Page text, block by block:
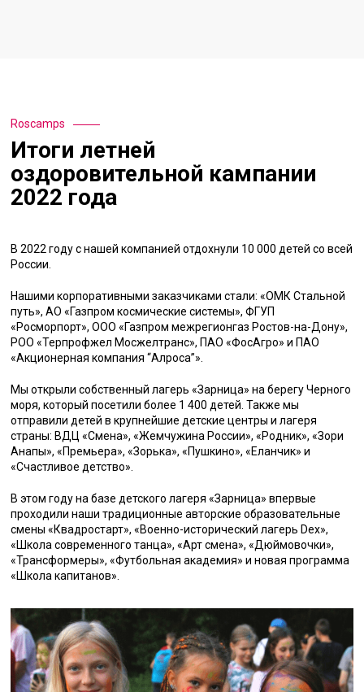
Roscamps
Итоги летней
оздоровительной кампании
2022 года
В 2022 году с нашей компанией отдохнули 10 000 детей со всей
России.
Нашими корпоративными заказчиками стали: «ОМК Стальной
путь», АО «Газпром космические системы», ФГУП
«Росморпорт», ООО «Газпром межрегионгаз Ростов-на-Дону»,
РОО «Терпрофжел Мосжелтранс», ПАО «ФосАгро» и ПАО
«Акционерная компания “Алроса”».
Мы открыли собственный лагерь «Зарница» на берегу Черного
моря, который посетили более 1 400 детей. Также мы
отправили детей в крупнейшие детские центры и лагеря
страны: ВДЦ «Смена», «Жемчужина России», «Родник», «Зори
Анапы», «Премьера», «Зорька», «Пушкино», «Еланчик» и
«Счастливое детство».
В этом году на базе детского лагеря «Зарница» впервые
проходили наши традиционные авторские образовательные
смены «Квадростарт», «Военно-исторический лагерь Dex»,
«Школа современного танца», «Арт смена», «Дюймовочки»,
«Трансформеры», «Футбольная академия» и новая программа
«Школа капитанов».